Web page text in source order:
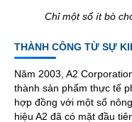
Chỉ một số ít bò
THÀNH CÔNG TỪ SỰ
Năm 2003, A2
thành sản phẩm thực tế
hợp đồng với một số
hiệu A2 đã có mặt đầu